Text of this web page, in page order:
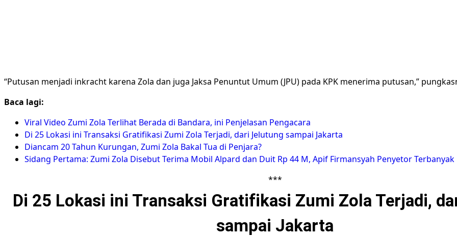
“Putusan menjadi inkracht karena Zola dan juga Jaksa Penuntut Umum (JPU) pada KPK menerima putusan,”
Baca lagi:
Viral Video Zumi Zola Terlihat Berada di Bandara, ini Penjelasan Pengacara
Di 25 Lokasi ini Transaksi Gratifikasi Zumi Zola Terjadi, dari Jelutung sampai Jakarta
Diancam 20 Tahun Kurungan, Zumi Zola Bakal Tua di Penjara?
Sidang Pertama: Zumi Zola Disebut Terima Mobil Alpard dan Duit Rp 44 M, Apif Firmansyah Penyetor Terbanyak
***
Di 25 Lokasi ini Transaksi Gratifikasi Zumi Zola Terjadi,
sampai Jakarta